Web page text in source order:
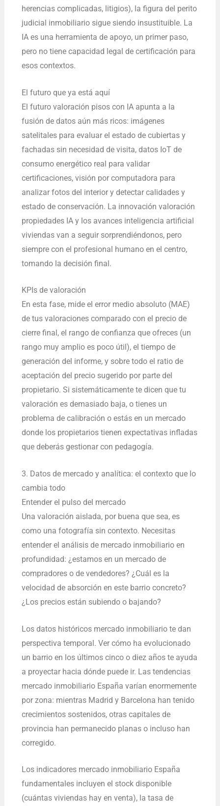
herencias complicadas, litigios), la figura del perito
judicial inmobiliario sigue siendo insustituible. La
IA es una herramienta de apoyo, un primer paso,
pero no tiene capacidad legal de certificación para
esos contextos.
El futuro que ya está aquí
El futuro valoración pisos con IA apunta a la
fusión de datos aún más ricos: imágenes
satelitales para evaluar el estado de cubiertas y
fachadas sin necesidad de visita, datos IoT de
consumo energético real para validar
certificaciones, visión por computadora para
analizar fotos del interior y detectar calidades y
estado de conservación. La innovación valoración
propiedades IA y los avances inteligencia artificial
viviendas van a seguir sorprendiéndonos, pero
siempre con el profesional humano en el centro,
tomando la decisión final.
KPIs de valoración
En esta fase, mide el error medio absoluto (MAE)
de tus valoraciones comparado con el precio de
cierre final, el rango de confianza que ofreces (un
rango muy amplio es poco útil), el tiempo de
generación del informe, y sobre todo el ratio de
aceptación del precio sugerido por parte del
propietario. Si sistemáticamente te dicen que tu
valoración es demasiado baja, o tienes un
problema de calibración o estás en un mercado
donde los propietarios tienen expectativas infladas
que deberás gestionar con pedagogía.
3. Datos de mercado y analítica: el contexto que lo
cambia todo
Entender el pulso del mercado
Una valoración aislada, por buena que sea, es
como una fotografía sin contexto. Necesitas
entender el análisis de mercado inmobiliario en
profundidad: ¿estamos en un mercado de
compradores o de vendedores? ¿Cuál es la
velocidad de absorción en este barrio concreto?
¿Los precios están subiendo o bajando?
Los datos históricos mercado inmobiliario te dan
perspectiva temporal. Ver cómo ha evolucionado
un barrio en los últimos cinco o diez años te ayuda
a proyectar hacia dónde puede ir. Las tendencias
mercado inmobiliario España varían enormemente
por zona: mientras Madrid y Barcelona han tenido
crecimientos sostenidos, otras capitales de
provincia han permanecido planas o incluso han
corregido.
Los indicadores mercado inmobiliario España
fundamentales incluyen el stock disponible
(cuántas viviendas hay en venta), la tasa de